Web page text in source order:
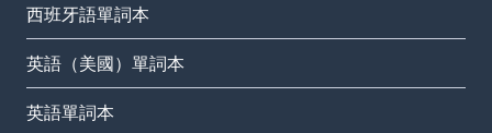
西班牙語單詞本
英語（美國）單詞本
英語單詞本